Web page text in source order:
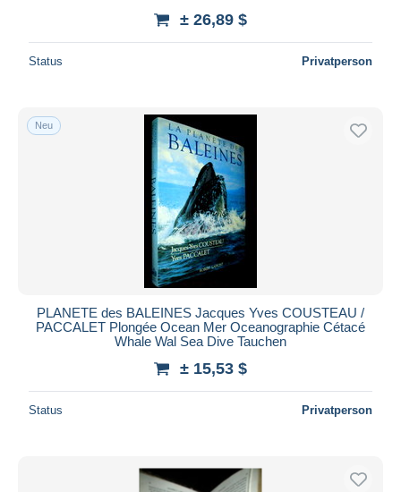
± 26,89 $
Status Privatperson
Neu
PLANETE des BALEINES Jacques Yves COUSTEAU /
PACCALET Plongée Ocean Mer Oceanographie Cétacé
Whale Wal Sea Dive Tauchen
± 15,53 $
Status Privatperson